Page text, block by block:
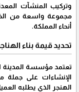
وتركيب المنشآت
مجموعة واسعة من
أنحاء المملكة.
تحديد قيمة بناء
تعتمد مؤسسة المدينة
الإنشاءات على جملة
الهنجر الذي يطلبه